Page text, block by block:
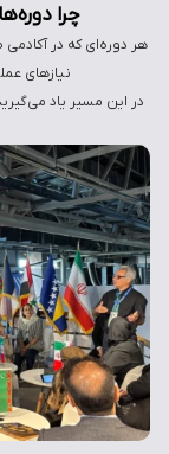
چرا
هر دوره‌ای که در آکادمی
نیازهای
در این مسیر یاد